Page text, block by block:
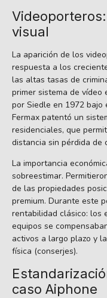
visual
La aparición de los
respuesta a los
las altas tasas de
primer sistema de vídeo
por Siedle en 1972 bajo
Fermax patentó un
residenciales, que
distancia sin pérdida de
La importancia
sobreestimar.
de las propiedades
premium. Durante este
rentabilidad clásico: los
equipos se
activos a largo plazo y
física (conserjes).
caso Aiphone